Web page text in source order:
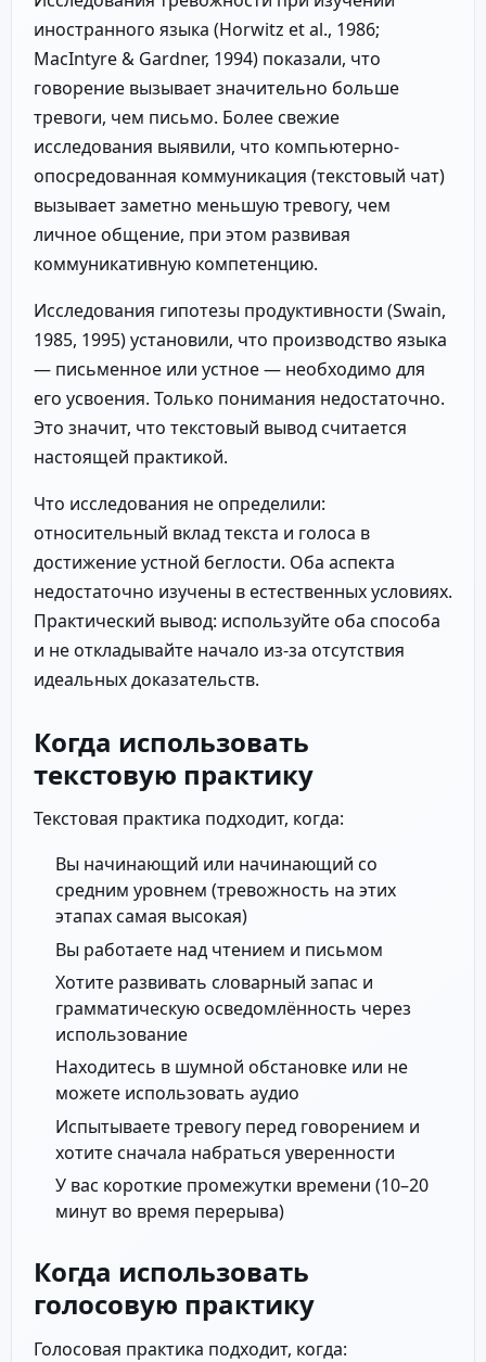
иностранного языка (Horwitz et al., 1986;
MacIntyre & Gardner, 1994) показали, что
говорение вызывает значительно больше
тревоги, чем письмо. Более свежие
исследования выявили, что компьютерно-
опосредованная коммуникация (текстовый чат)
вызывает заметно меньшую тревогу, чем
личное общение, при этом развивая
коммуникативную компетенцию.
Исследования гипотезы продуктивности (Swain,
1985, 1995) установили, что производство языка
— письменное или устное — необходимо для
его усвоения. Только понимания недостаточно.
Это значит, что текстовый вывод считается
настоящей практикой.
Что исследования не определили:
относительный вклад текста и голоса в
достижение устной беглости. Оба аспекта
недостаточно изучены в естественных условиях.
Практический вывод: используйте оба способа
и не откладывайте начало из-за отсутствия
идеальных доказательств.
Когда использовать
текстовую практику
Текстовая практика подходит, когда:
Вы начинающий или начинающий со
средним уровнем (тревожность на этих
этапах самая высокая)
Вы работаете над чтением и письмом
Хотите развивать словарный запас и
грамматическую осведомлённость через
использование
Находитесь в шумной обстановке или не
можете использовать аудио
Испытываете тревогу перед говорением и
хотите сначала набраться уверенности
У вас короткие промежутки времени (10–20
минут во время перерыва)
Когда использовать
голосовую практику
Голосовая практика подходит, когда: